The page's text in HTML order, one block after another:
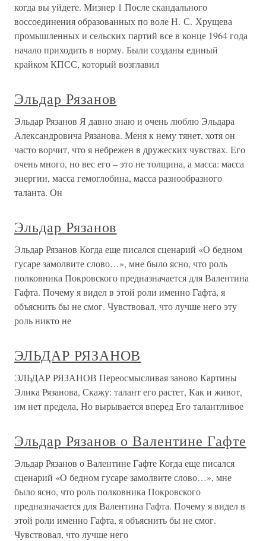
когда вы уйдете. Мизнер 1 После скандального
воссоединения образованных по воле Н. С. Хрущева
промышленных и сельских партий все в конце 1964 года
начало приходить в норму. Были созданы единый
крайком КПСС, который возглавил
Эльдар Рязанов
Эльдар Рязанов Я давно знаю и очень люблю Эльдара
Александровича Рязанова. Меня к нему тянет, хотя он
часто ворчит, что я небрежен в дружеских чувствах. Его
очень много, но вес его – это не толщина, а масса: масса
энергии, масса гемоглобина, масса разнообразного
таланта. Он
Эльдар Рязанов
Эльдар Рязанов Когда еще писался сценарий «О бедном
гусаре замолвите слово…», мне было ясно, что роль
полковника Покровского предназначается для Валентина
Гафта. Почему я видел в этой роли именно Гафта, я
объяснить бы не смог. Чувствовал, что лучше него эту
роль никто не
ЭЛЬДАР РЯЗАНОВ
ЭЛЬДАР РЯЗАНОВ Переосмысливая заново Картины
Элика Рязанова, Скажу: талант его растет, Как и живот,
им нет предела, Но вырывается вперед Его талантливое
Эльдар Рязанов о Валентине Гафте
Эльдар Рязанов о Валентине Гафте Когда еще писался
сценарий «О бедном гусаре замолвите слово…», мне
было ясно, что роль полковника Покровского
предназначается для Валентина Гафта. Почему я видел в
этой роли именно Гафта, я объяснить бы не смог.
Чувствовал, что лучше него